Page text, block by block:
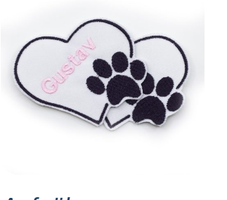
SELECT OPTIONS
DETAILS